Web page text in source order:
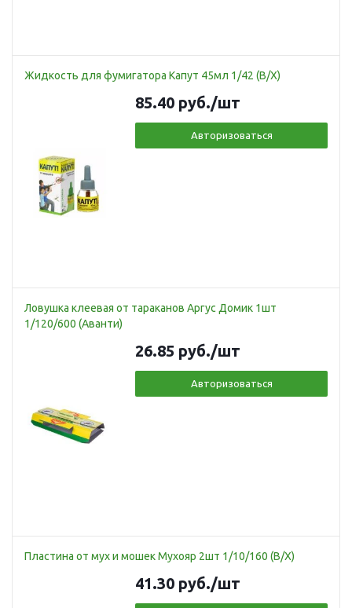
Жидкость для фумигатора Капут 45мл 1/42 (В/Х)
85.40 руб./шт
Авторизоваться
Ловушка клеевая от тараканов Аргус Домик 1шт
1/120/600 (Аванти)
26.85 руб./шт
Авторизоваться
Пластина от мух и мошек Мухояр 2шт 1/10/160 (В/Х)
41.30 руб./шт